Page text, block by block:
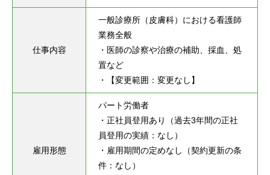
仕事内容
一般診療所（皮膚科）における看護師
業務全般
・医師の診察や治療の補助、採血、処
置など
・【変更範囲：変更なし】
雇用形態
パート労働者
・正社員登用あり（過去3年間の正社
員登用の実績：なし）
・雇用期間の定めなし（契約更新の条
件：なし）